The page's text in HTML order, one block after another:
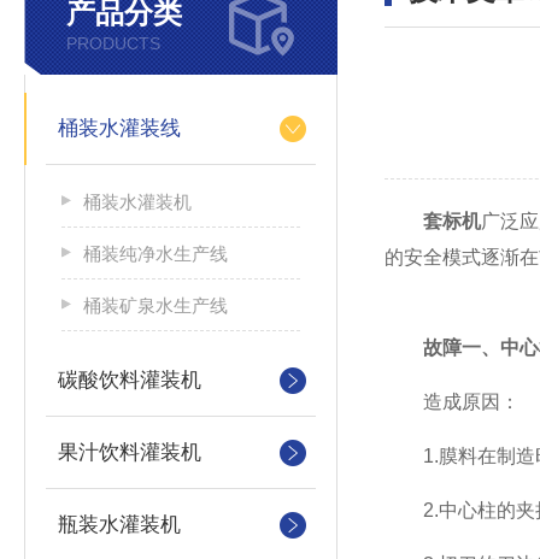
产品分类
PRODUCTS
桶装水灌装线
桶装水灌装机
桶装纯净水生产线
桶装矿泉水生产线
碳酸饮料灌装机
果汁饮料灌装机
瓶装水灌装机
套标机广泛
的安全模式逐渐
故障一、中
造成原因：
1.膜料在制造时
2.中心柱的夹